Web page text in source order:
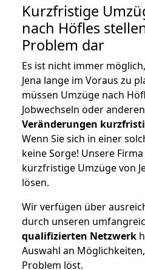
Kurzfristige
nach Höfles
Problem dar
Es ist nicht immer
Jena lange im Voraus zu
müssen Umzüge nach
Jobwechseln oder
Veränderungen
Wenn Sie sich in einer
keine Sorge! Unsere
kurzfristige Umzüge von
lösen.
Wir verfügen über
durch unseren
qualifizierten Netzwerk
Auswahl an
Problem löst.